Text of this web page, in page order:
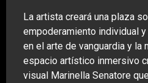
La artista creará una plaza
empoderamiento individual
en el arte de vanguardia y la
espacio artístico inmersivo
visual Marinella Senatore